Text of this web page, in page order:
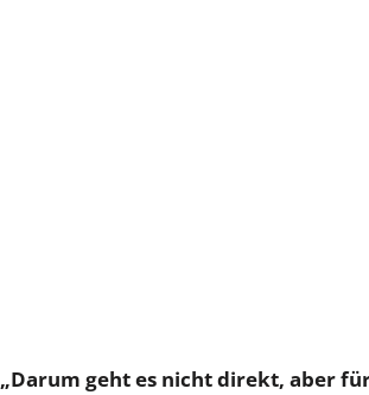
„Darum geht es nicht direkt, aber